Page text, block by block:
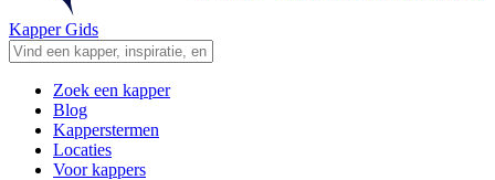
Kapper Gids
Zoek een kapper
Blog
Kapperstermen
Locaties
Voor kappers